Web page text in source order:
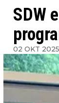
SDW
02 OKT